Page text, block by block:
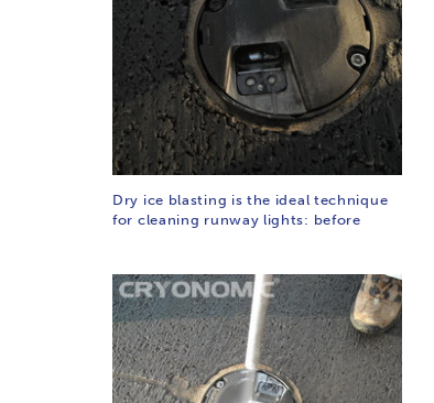
Dry ice blasting is the ideal technique
for cleaning runway lights: before